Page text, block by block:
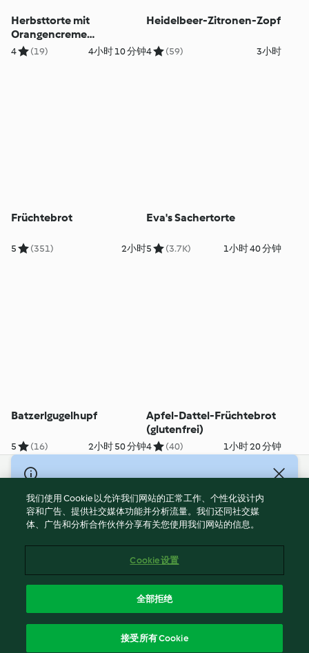
Herbsttorte mit
Orangencreme
(glutenfrei)
4 (19) 4小时 10 分钟
Heidelbeer-Zitronen-Zopf
4 (59) 3小时
Früchtebrot
5 (351) 2小时
Eva's Sachertorte
5 (3.7K) 1小时 40 分钟
Batzerlgugelhupf
5 (16) 2小时 50 分钟
Apfel-Dattel-Früchtebrot
(glutenfrei)
4 (40) 1小时 20 分钟
© Copyright 2021-2023 福维克信息科技(上海)有限公司 版权所有
2026
使用规定
Cookies
ICP许可证号：沪通信管自贸[2026]3号
我们使用 Cookie 以允许我们网站的正常工作、个性化设计内
容和广告、提供社交媒体功能并分析流量。我们还同社交媒
体、广告和分析合作伙伴分享有关您使用我们网站的信息。
Cookie 设置
全部拒绝
接受所有 Cookie